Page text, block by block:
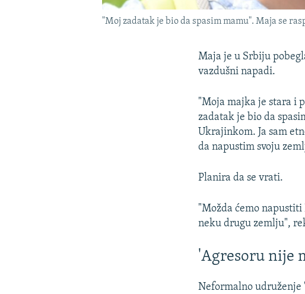
"Moj zadatak je bio da spasim mamu". Maja se
Maja je u Srbiju
vazdušni napadi.
"Moja majka je stara i
zadatak je bio da
Ukrajinkom. Ja sam
da napustim svoju
Planira da se vrati.
"Možda ćemo
neku drugu zemlju",
'Agresoru nije
Neformalno udruženje